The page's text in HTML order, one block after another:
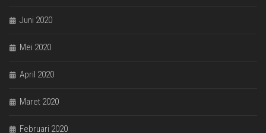
Juni 2020
Mei 2020
April 2020
Maret 2020
Februari 2020